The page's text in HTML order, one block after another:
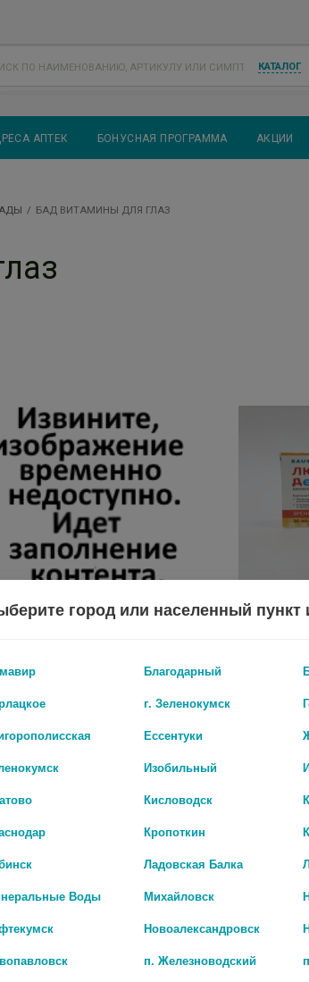
КАТАЛОГ
АПТЕК БОНУСНАЯ ПРОГРАММА АКЦИИ
БАД ВИТАМИНЫ ДЛЯ ГЛАЗ
ТАУРИН N60 КАПС ПО 650МГ
город или населенный пункт
Благодарный
г. Зеленокумск
Ессентуки
Изобильный
Кисловодск
Кропоткин
Ладовская Балка
Воды
Михайловск
Новоалександровск
п. Железноводский